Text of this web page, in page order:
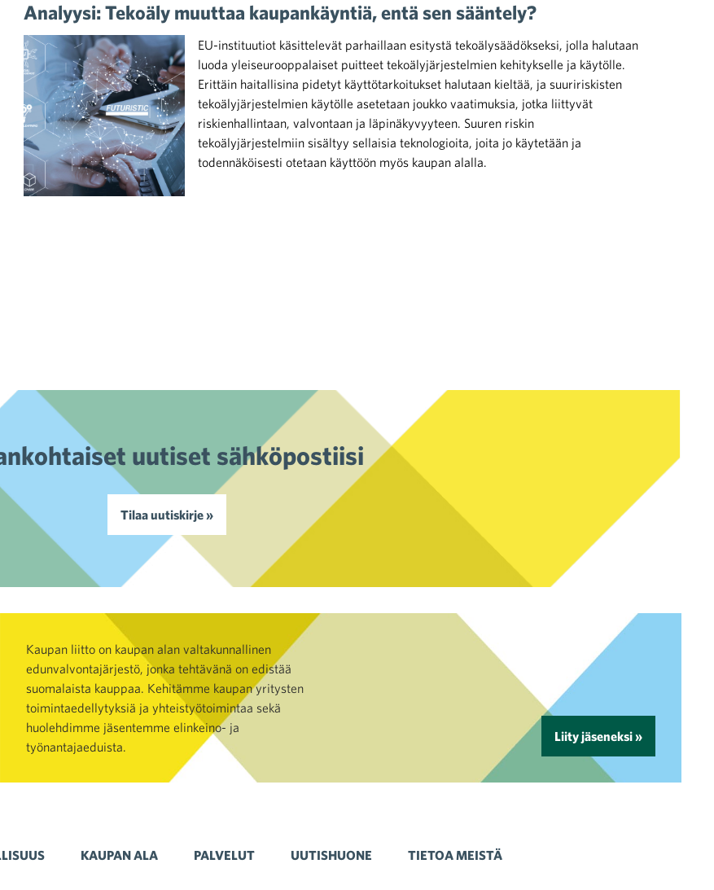
Analyysi: Tekoäly muuttaa kaupankäyntiä, entä sen sääntely?
EU-instituutiot käsittelevät parhaillaan esitystä tekoälysäädökseksi, jolla halutaan
luoda yleiseurooppalaiset puitteet tekoälyjärjestelmien kehitykselle ja käytölle.
Erittäin haitallisina pidetyt käyttötarkoitukset halutaan kieltää, ja suuririskisten
tekoälyjärjestelmien käytölle asetetaan joukko vaatimuksia, jotka liittyvät
riskienhallintaan, valvontaan ja läpinäkyvyyteen. Suuren riskin
tekoälyjärjestelmiin sisältyy sellaisia teknologioita, joita jo käytetään ja
todennäköisesti otetaan käyttöön myös kaupan alalla.
uutiset sähköpostiisi
Tilaa uutiskirje »
Kaupan liitto on kaupan alan valtakunnallinen
edunvalvontajärjestö, jonka tehtävänä on edistää
suomalaista kauppaa. Kehitämme kaupan yritysten
toimintaedellytyksiä ja yhteistyötoimintaa sekä
huolehdimme jäsentemme elinkeino- ja
työnantajaeduista.
Liity jäseneksi »
KAUPAN ALA PALVELUT UUTISHUONE TIETOA MEISTÄ